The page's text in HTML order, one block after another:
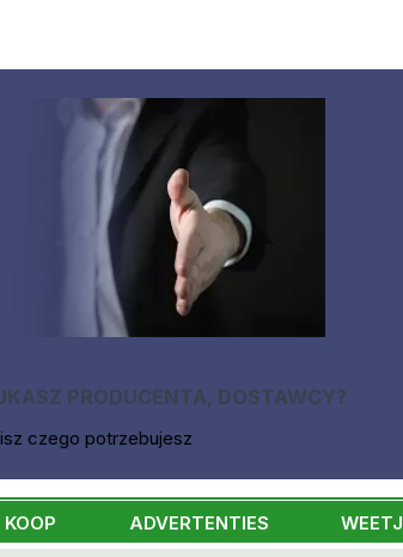
PRODUCENTA, DOSTAWCY?
czego potrzebujesz
KOOP ADVERTENTIES